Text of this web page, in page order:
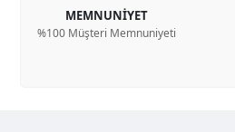
MEMNUNİYET
%100 Müşteri Memnuniyeti